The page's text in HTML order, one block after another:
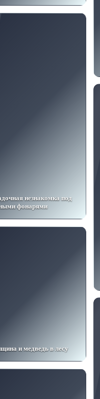
незнакомка под
фонарями
и медведь в лесу